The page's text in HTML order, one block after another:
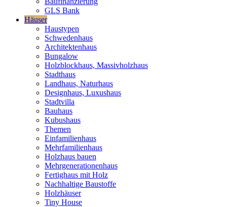
GLS Bank
Häuser
Haustypen
Schwedenhaus
Architektenhaus
Bungalow
Holzblockhaus, Massivholzhaus
Stadthaus
Landhaus, Naturhaus
Designhaus, Luxushaus
Stadtvilla
Bauhaus
Kubushaus
Themen
Einfamilienhaus
Mehrfamilienhaus
Holzhaus bauen
Mehrgenerationenhaus
Fertighaus mit Holz
Nachhaltige Baustoffe
Holzhäuser
Tiny House